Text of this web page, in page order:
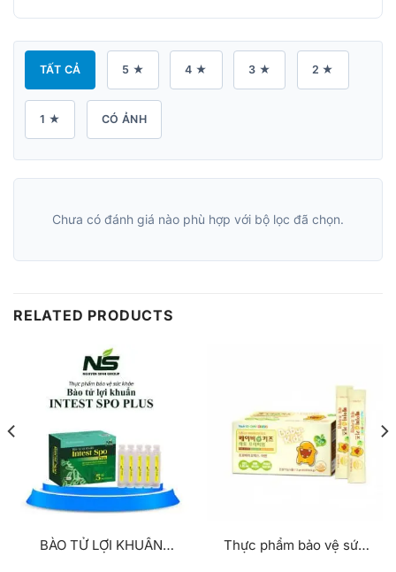
TẤT CẢ 5 ★ 4 ★ 3 ★ 2 ★
1 ★ CÓ ẢNH
Chưa có đánh giá nào phù hợp với bộ lọc đã chọn.
RELATED PRODUCTS
BÀO TỬ LỢI KHUẨN
Thực phẩm bảo vệ sức